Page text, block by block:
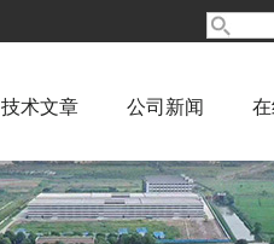
技术文章 公司新闻